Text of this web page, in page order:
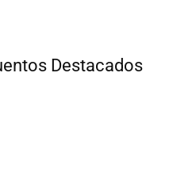
Destacados